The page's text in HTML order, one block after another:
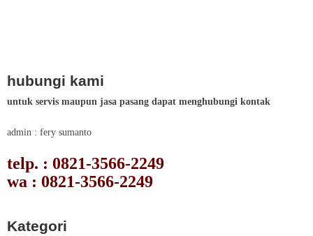
hubungi kami
untuk servis maupun jasa pasang dapat menghubungi kontak
admin : fery sumanto
telp. : 0821-3566-2249
wa : 0821-3566-2249
Kategori